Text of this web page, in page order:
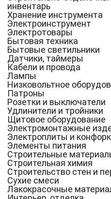
инвентарь
Хранение инструмента
Электроинструмент
Электротовары
Бытовая техника
Бытовые светильники
Датчики, таймеры
Кабели и провода
Лампы
Низковольтное
Патроны
Розетки и выключатели
Удлинители и тройники
Щитовое оборудование
Электромонтажные
Электроплиты и
Элементы питания
Строительные
Строительная химия
Строительство стен и
Сухие смеси
Лакокрасочные